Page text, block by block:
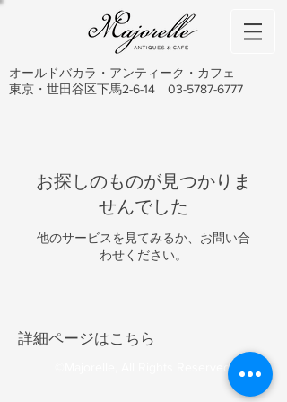
オールドバカラ・アンティーク・カフェ
東京・世田谷区下馬2-6-14 03-5787-6777
お探しのものが見つかりま
せんでした
他のサービスを見てみるか、お問い合
わせください。
詳細ページはこちら
©Majorelle, All Rights Reserved.